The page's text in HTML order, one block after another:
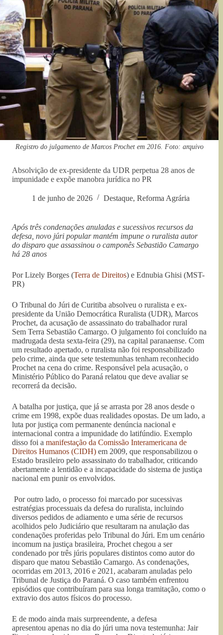
Registro do julgamento de Marcos Prochet em 2016. Foto: arquivo
Absolvição de ex-presidente da UDR perpetua 28 anos de
impunidade e expõe manobra jurídica no PR
1 de junho de 2026 Destaque, Reforma Agrária
Após três condenações anuladas e sucessivos recursos da
defesa, novo júri popular mantém impune o ruralista autor
do disparo que assassinou o camponês Sebastião Camargo
há 28 anos
Por Lizely Borges (Terra de Direitos) e Ednubia Ghisi (MST-
PR)
O Tribunal do Júri de Curitiba absolveu o ruralista e ex-
presidente da União Democrática Ruralista (UDR), Marcos
Prochet, da acusação de assassinato do trabalhador rural
Sem Terra Sebastião Camargo. O julgamento foi concluído na
madrugada desta sexta-feira (29), na capital paranaense. Com
um resultado apertado, o ruralista não foi responsabilizado
pelo crime, ainda que sete testemunhas tenham reconhecido
Prochet na cena do crime. Responsável pela acusação, o
Ministério Público do Paraná relatou que deve avaliar se
recorrerá da decisão.
A batalha por justiça, que já se arrasta por 28 anos desde o
crime em 1998, expõe duas realidades opostas. De um lado, a
luta por justiça com permanente denúncia nacional e
internacional contra a impunidade do latifúndio. Exemplo
disso foi a manifestação da Comissão Interamericana de
Direitos Humanos (CIDH) em 2009, que responsabilizou o
Estado brasileiro pelo assassinato do trabalhador, criticando
abertamente a lentidão e a incapacidade do sistema de justiça
nacional em punir os envolvidos.
Por outro lado, o processo foi marcado por sucessivas
estratégias processuais da defesa do ruralista, incluindo
diversos pedidos de adiamento e uma série de recursos
acolhidos pelo Judiciário que resultaram na anulação das
condenações proferidas pelo Tribunal do Júri. Em um cenário
incomum na justiça brasileira, Prochet chegou a ser
condenado por três júris populares distintos como autor do
disparo que matou Sebastião Camargo. As condenações,
ocorridas em 2013, 2016 e 2021, acabaram anuladas pelo
Tribunal de Justiça do Paraná. O caso também enfrentou
episódios que contribuíram para sua longa tramitação, como o
extravio dos autos físicos do processo.
E de modo ainda mais surpreendente, a defesa
apresentou apenas no dia do júri uma nova testemunha: Jair